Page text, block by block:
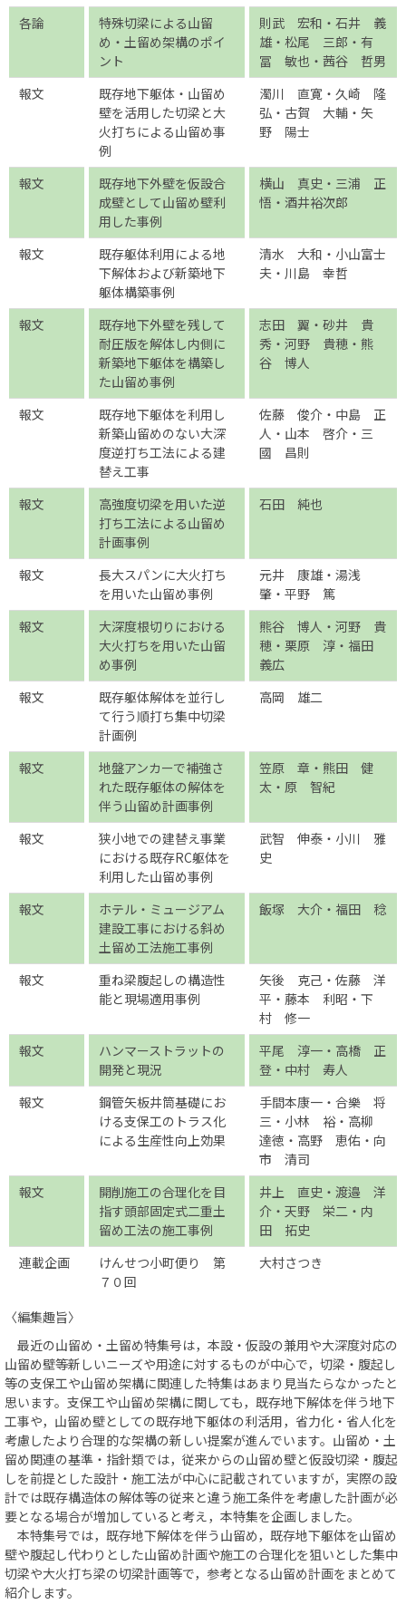
各論
特殊切梁による山留
め・土留め架構のポイ
ント
則武 宏和・石井 義
雄・松尾 三郎・有
冨 敏也・茜谷 哲男
報文
既存地下躯体・山留め
壁を活用した切梁と大
火打ちによる山留め事
例
濁川 直寛・久崎 隆
弘・古賀 大輔・矢
野 陽士
報文
既存地下外壁を仮設合
成壁として山留め壁利
用した事例
横山 真史・三浦 正
悟・酒井裕次郎
報文
既存躯体利用による地
下解体および新築地下
躯体構築事例
清水 大和・小山富士
夫・川島 幸哲
報文
既存地下外壁を残して
耐圧版を解体し内側に
新築地下躯体を構築し
た山留め事例
志田 翼・砂井 貴
秀・河野 貴穂・熊
谷 博人
報文
既存地下躯体を利用し
新築山留めのない大深
度逆打ち工法による建
替え工事
佐藤 俊介・中島 正
人・山本 啓介・三
國 昌則
報文
高強度切梁を用いた逆
打ち工法による山留め
計画事例
石田 純也
報文
長大スパンに大火打ち
を用いた山留め事例
元井 康雄・湯浅
肇・平野 篤
報文
大深度根切りにおける
大火打ちを用いた山留
め事例
熊谷 博人・河野 貴
穂・栗原 淳・福田
義広
報文
既存躯体解体を並行し
て行う順打ち集中切梁
計画例
高岡 雄二
報文
地盤アンカーで補強さ
れた既存躯体の解体を
伴う山留め計画事例
笠原 章・熊田 健
太・原 智紀
報文
狭小地での建替え事業
における既存RC躯体を
利用した山留め事例
武智 伸泰・小川 雅
史
報文
ホテル・ミュージアム
建設工事における斜め
土留め工法施工事例
飯塚 大介・福田 稔
報文
重ね梁腹起しの構造性
能と現場適用事例
矢後 克己・佐藤 洋
平・藤本 利昭・下
村 修一
報文
ハンマーストラットの
開発と現況
平尾 淳一・高橋 正
登・中村 寿人
報文
鋼管矢板井筒基礎にお
ける支保工のトラス化
による生産性向上効果
手間本康一・合樂 将
三・小林 裕・高柳
達徳・高野 恵佑・向
市 清司
報文
開削施工の合理化を目
指す頭部固定式二重土
留め工法の施工事例
井上 直史・渡邉 洋
介・天野 栄二・内
田 拓史
連載企画
けんせつ小町便り 第
７０回
大村さつき
〈編集趣旨〉
最近の山留め・土留め特集号は，本設・仮設の兼用や大深度対応の
山留め壁等新しいニーズや用途に対するものが中心で，切梁・腹起し
等の支保工や山留め架構に関連した特集はあまり見当たらなかったと
思います。支保工や山留め架構に関しても，既存地下解体を伴う地下
工事や，山留め壁としての既存地下躯体の利活用，省力化・省人化を
考慮したより合理的な架構の新しい提案が進んでいます。山留め・土
留め関連の基準・指針類では，従来からの山留め壁と仮設切梁・腹起
しを前提とした設計・施工法が中心に記載されていますが，実際の設
計では既存構造体の解体等の従来と違う施工条件を考慮した計画が必
要となる場合が増加していると考え，本特集を企画しました。
本特集号では，既存地下解体を伴う山留め，既存地下躯体を山留め
壁や腹起し代わりとした山留め計画や施工の合理化を狙いとした集中
切梁や大火打ち梁の切梁計画等で，参考となる山留め計画をまとめて
紹介します。